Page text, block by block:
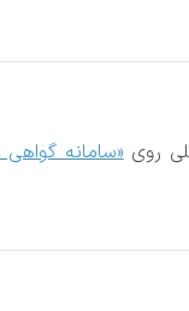
روی«سامانه